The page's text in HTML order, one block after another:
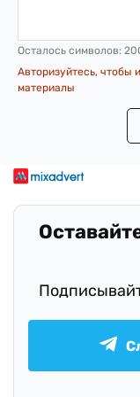
Осталось символов:
Авторизуйтесь, чтобы
материалы